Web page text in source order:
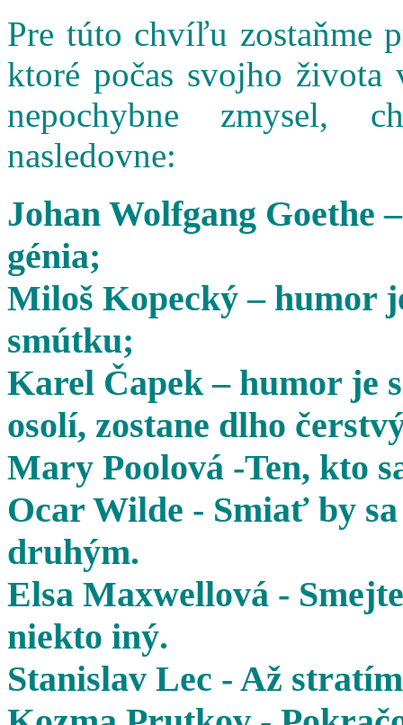
Pre túto chvíľu zostaňme
ktoré počas svojho
nepochybne zmysel,
nasledovne:
Johan Wolfgang Goethe
génia;
Miloš Kopecký – humor
smútku;
Karel Čapek – humor je
osolí, zostane dlho
Mary Poolová -Ten, kto
Ocar Wilde - Smiať by
druhým.
Elsa Maxwellová -
niekto iný.
Stanislav Lec - Až